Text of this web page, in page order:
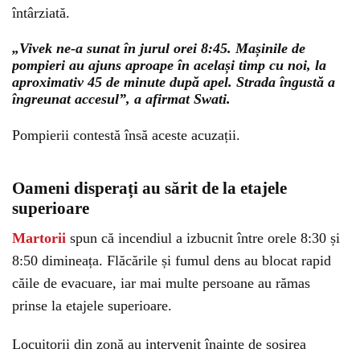
întârziată.
„Vivek ne-a sunat în jurul orei 8:45. Mașinile de
pompieri au ajuns aproape în același timp cu noi, la
aproximativ 45 de minute după apel. Strada îngustă a
îngreunat accesul”, a afirmat Swati.
Pompierii contestă însă aceste acuzații.
Could not play video.
Error code: html5_video:4
Oameni disperați au sărit de la etajele
superioare
Martorii spun că incendiul a izbucnit între orele 8:30 și
8:50 dimineața. Flăcările și fumul dens au blocat rapid
căile de evacuare, iar mai multe persoane au rămas
prinse la etajele superioare.
Locuitorii din zonă au intervenit înainte de sosirea